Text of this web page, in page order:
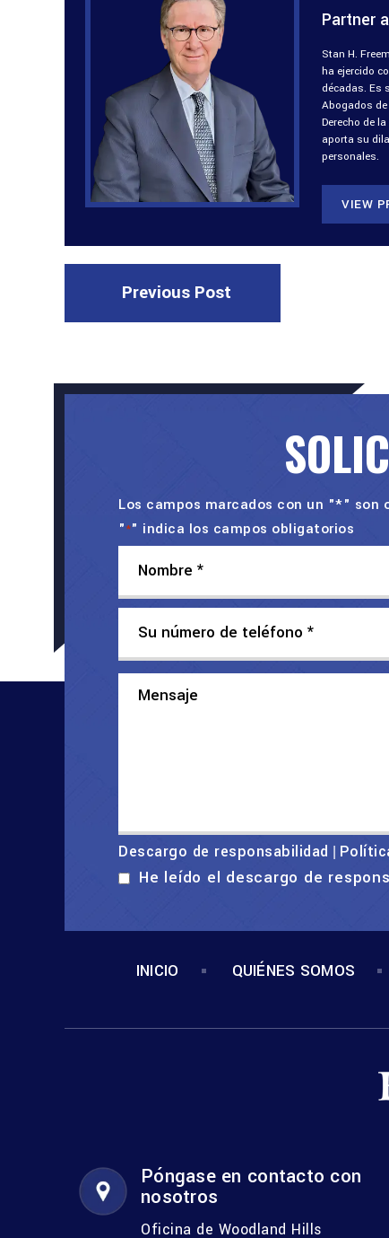
Partner
Stan H.
ha ejercido
décadas. Es
Abogados
Derecho de
aporta su
personales.
VIEW
Previous Post
Los campos marcados con un "*" son
"*" indica los campos obligatorios
Descargo de responsabilidad
He leído el descargo de
INICIO QUIÉNES SOMOS
Póngase en contacto con
nosotros
Oficina de Woodland Hills